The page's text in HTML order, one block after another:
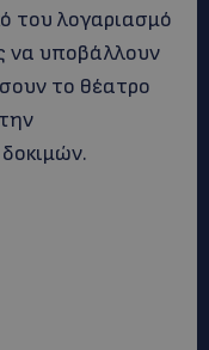
του λογαριασμό
να υποβάλλουν
το θέατρο